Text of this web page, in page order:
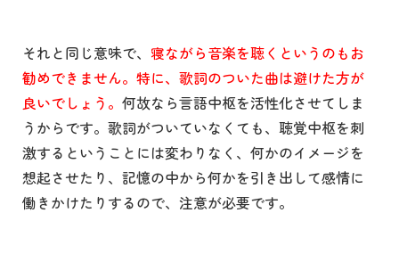
それと同じ意味で、 寝ながら音楽を聴くというのもお
勧めできません。特に、歌詞のついた曲は避けた方が
良いでしょう。 何故なら言語中枢を活性化させてしま
うからです。歌詞がついていなくても、聴覚中枢を刺
激するということには変わりなく、何かのイメージを
想起させたり、記憶の中から何かを引き出して感情に
働きかけたりするので、注意が必要です。